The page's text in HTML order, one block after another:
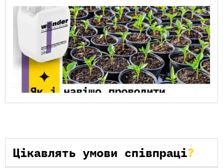
Цікавлять умови співпраці